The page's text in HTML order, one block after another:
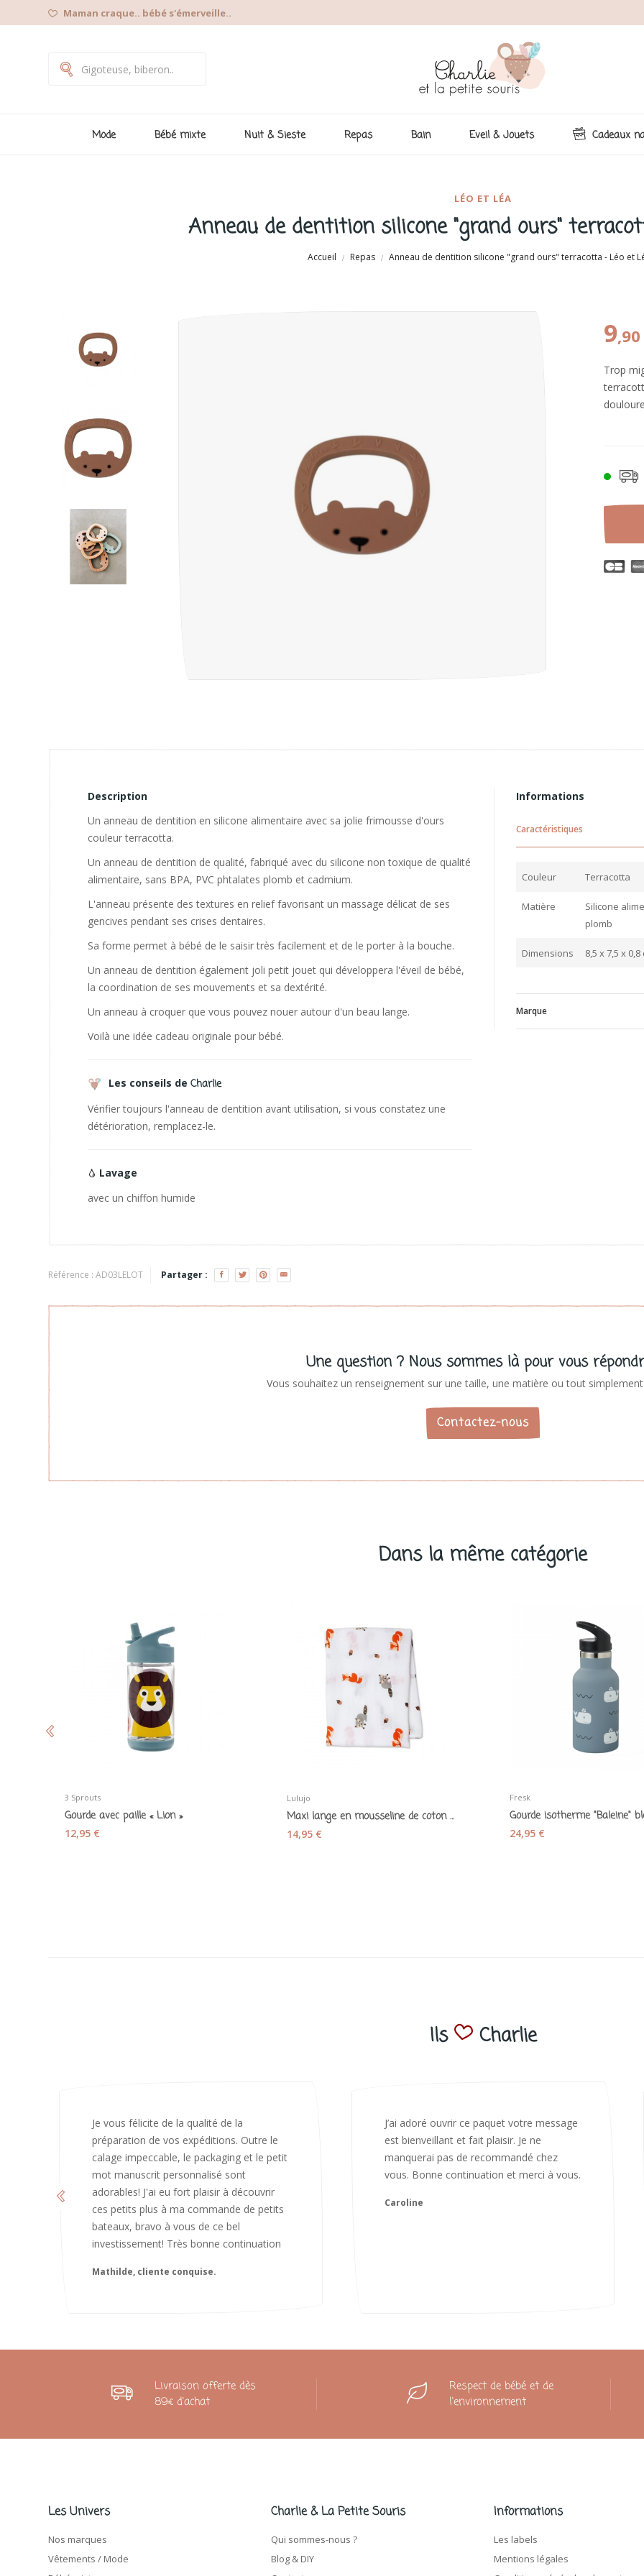
Maman craque.. bébé s'émerveille..
Mode Bébé mixte Nuit & Sieste Repas Bain Eveil & Jouets Cadeaux
LÉO ET LÉA
Anneau de dentition silicone "grand ours"
Accueil Repas Anneau de dentition silicone "grand ours" terracotta - Léo et
9
Trop
Description
Un anneau de dentition en silicone alimentaire avec sa jolie frimousse d'ours
couleur terracotta.
Un anneau de dentition de qualité, fabriqué avec du silicone non toxique de qualité
alimentaire, sans BPA, PVC phtalates plomb et cadmium.
L'anneau présente des textures en relief favorisant un massage délicat de ses
gencives pendant ses crises dentaires.
Sa forme permet à bébé de le saisir très facilement et de le porter à la bouche.
Un anneau de dentition également joli petit jouet qui développera l'éveil de bébé,
la coordination de ses mouvements et sa dextérité.
Un anneau à croquer que vous pouvez nouer autour d'un beau lange.
Voilà une idée cadeau originale pour bébé.
Les conseils de Charlie
Vérifier toujours l'anneau de dentition avant utilisation, si vous constatez une
détérioration, remplacez-le.
Lavage
avec un chiffon humide
Informations
Caractéristiques
Couleur Terracotta
Matière
Silicone
plomb
Dimensions 8,5 x 7,5 x 0,8
Marque
Référence : AD03LELOT Partager :
Une question ? Nous sommes là pour vous
Vous souhaitez un renseignement sur une taille, une matière ou tout
Contactez-nous
Dans la même catégorie
3 Sprouts
Gourde avec paille « Lion »
12,95 €
Lulujo
Maxi lange en mousseline de coton "Amis de la...
14,95 €
Fresk
Gourde isotherme "Baleine"
24,95 €
Ils Charlie
J’ai adoré ouvrir ce paquet votre message
est bienveillant et fait plaisir. Je ne
manquerai pas de recommandé chez
vous. Bonne continuation et merci à vous.
Bonjour Nadia Bien reçu le colis auj,
magnifique colis. L'emballage est
magnifique. Très contente des animaux.
Je recommanderai sans hésiter 😍
Camille
Livraison offerte dès
89€ d'achat
Respect de bébé et de
l'environnement
Les Univers
Nos marques
Vêtements / Mode
Charlie & La Petite Souris
Qui sommes-nous ?
Blog & DIY
Informations
Les labels
Mentions légales